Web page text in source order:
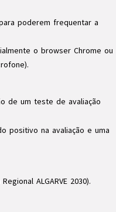
poderem frequentar a
o browser Chrome ou
de um teste de avaliação
positivo na avaliação e uma
ALGARVE 2030).